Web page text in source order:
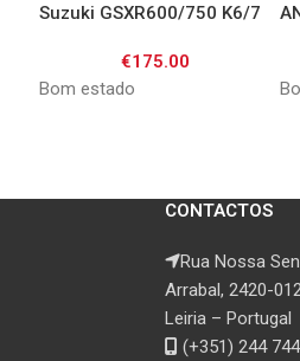
Suzuki GSXR600/750 K6/7
€175.00
Bom estado
CONTACTOS
Rua Nossa
Arrabal, 2420-
Leiria – Portugal
(+351) 244